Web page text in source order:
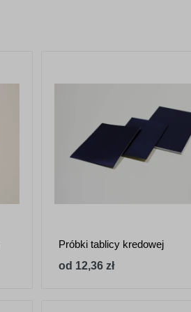
Próbki tablicy kredowej
od 12,36 zł